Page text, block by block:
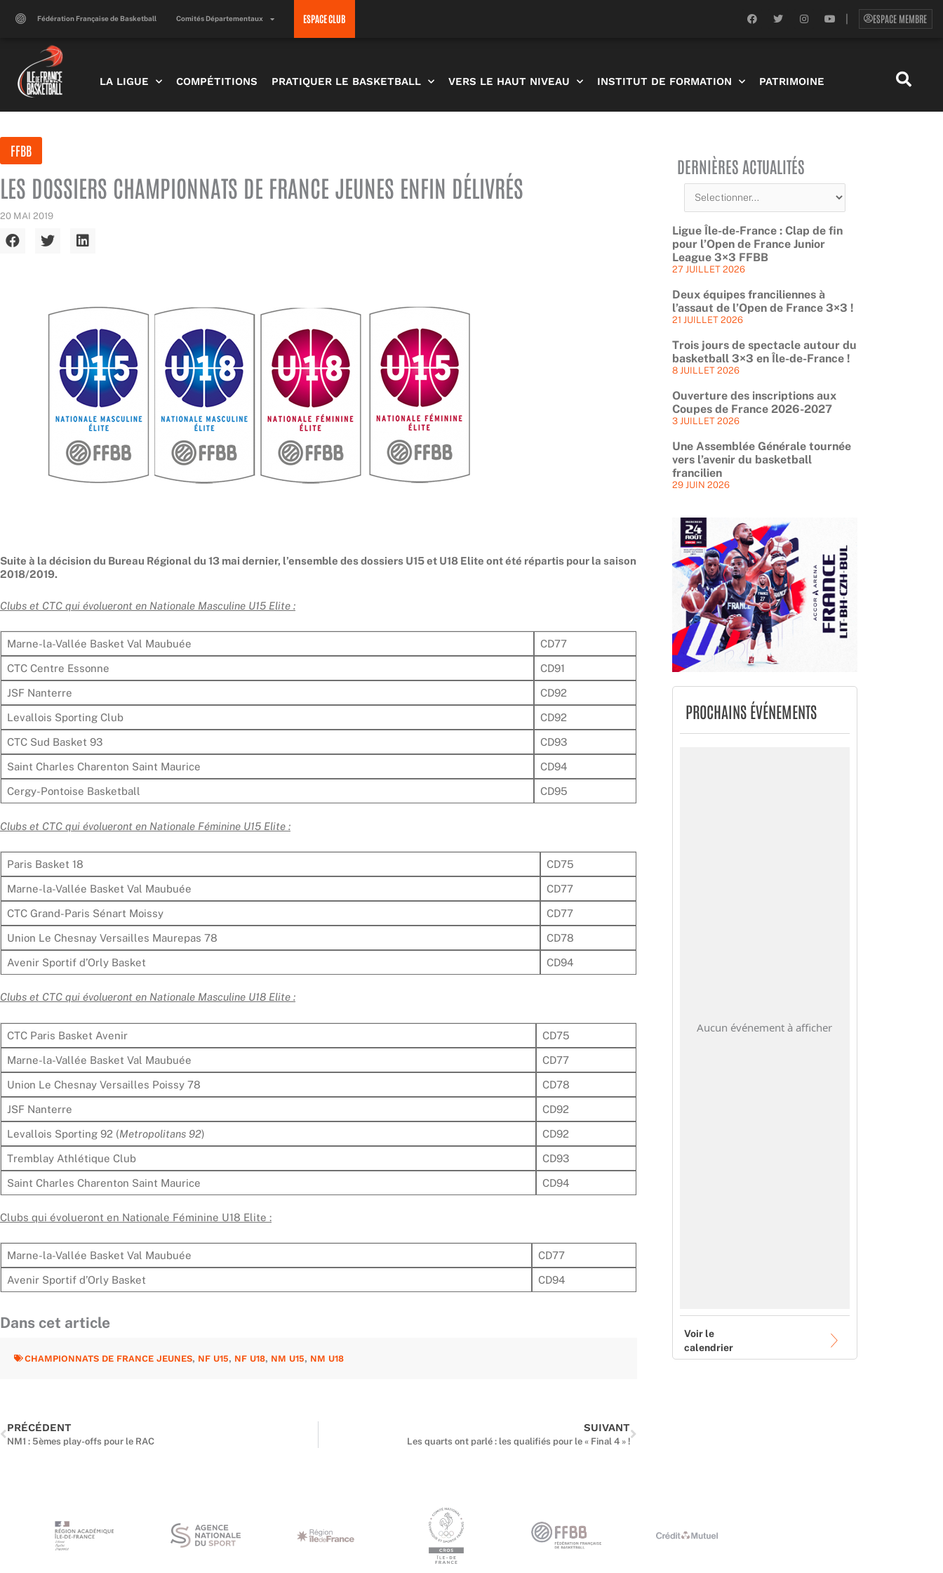
Fédération Française de Basketball Comités Départementaux ESPACE CLUB
F
a
T
w
I
n
a
Y
o
ESPACE MEMBRE
LA LIGUE COMPÉTITIONS PRATIQUER LE BASKETBALL VERS LE HAUT NIVEAU INSTITUT DE FORMATION PATRIMOINE
FFBB
LES DOSSIERS CHAMPIONNATS DE FRANCE JEUNES ENFIN DÉLIVRÉS
20 MAI 2019
Suite à la décision du Bureau Régional du 13 mai dernier, l’ensemble des dossiers U15 et U18 Elite ont été répartis pour la saison
2018/2019.
Clubs et CTC qui évolueront en Nationale Masculine U15 Elite :
Marne-la-Vallée Basket Val Maubuée CD77
CTC Centre Essonne CD91
JSF Nanterre CD92
Levallois Sporting Club CD92
CTC Sud Basket 93 CD93
Saint Charles Charenton Saint Maurice CD94
Cergy-Pontoise Basketball CD95
Clubs et CTC qui évolueront en Nationale Féminine U15 Elite :
Paris Basket 18 CD75
Marne-la-Vallée Basket Val Maubuée CD77
CTC Grand-Paris Sénart Moissy CD77
Union Le Chesnay Versailles Maurepas 78 CD78
Avenir Sportif d’Orly Basket CD94
Clubs et CTC qui évolueront en Nationale Masculine U18 Elite :
CTC Paris Basket Avenir CD75
Marne-la-Vallée Basket Val Maubuée CD77
Union Le Chesnay Versailles Poissy 78 CD78
JSF Nanterre CD92
Levallois Sporting 92 (Metropolitans 92) CD92
Tremblay Athlétique Club CD93
Saint Charles Charenton Saint Maurice CD94
Clubs qui évolueront en Nationale Féminine U18 Elite :
Marne-la-Vallée Basket Val Maubuée CD77
Avenir Sportif d’Orly Basket CD94
Dans cet article
CHAMPIONNATS DE FRANCE JEUNES, NF U15, NF U18, NM U15, NM U18
PRÉCÉDENT
NM1 : 5èmes play-offs pour le RAC
SUIVANT
Les quarts ont parlé : les qualifiés pour le « Final 4 » !
DERNIÈRES ACTUALITÉS
Ligue Île-de-France : Clap de fin
pour l’Open de France Junior
League 3×3 FFBB
27 JUILLET 2026
Deux équipes franciliennes à
l’assaut de l’Open de France 3×3 !
21 JUILLET 2026
Trois jours de spectacle autour du
basketball 3×3 en Île-de-France !
8 JUILLET 2026
Ouverture des inscriptions aux
Coupes de France 2026-2027
3 JUILLET 2026
Une Assemblée Générale tournée
vers l’avenir du basketball
francilien
29 JUIN 2026
PROCHAINS ÉVÉNEMENTS
Aucun événement à afficher
Voir le
calendrier